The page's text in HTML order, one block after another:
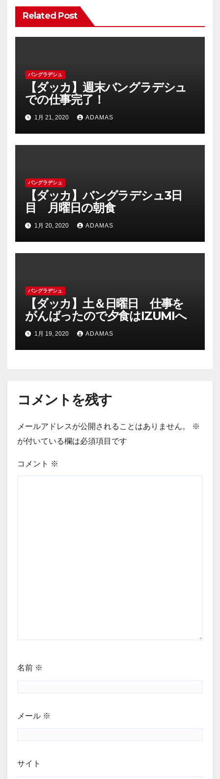
ン
Related Post
バングラデシュ
【ダッカ】週末バングラデシュ
での仕事完了！
1月 21, 2020 ADAMAS
バングラデシュ
【ダッカ】バングラデシュ3日
目 月曜日の朝食
1月 20, 2020 ADAMAS
バングラデシュ
【ダッカ】土＆日曜日 仕事を
がんばったので夕食はIZUMIへ
1月 19, 2020 ADAMAS
コメントを残す
メールアドレスが公開されることはありません。
※
が付いている欄は必須項目です
コメント ※
名前 ※
メール ※
サイト